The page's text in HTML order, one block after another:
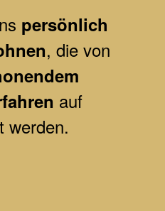
persönlich
, die von
auf
werden.